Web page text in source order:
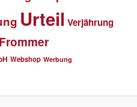
Urteil Verjährung
Webshop Werbung